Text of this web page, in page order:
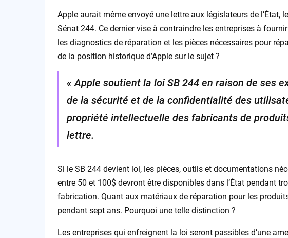
Apple aurait même envoyé une lettre aux législateurs de l’État,
Sénat 244. Ce dernier vise à contraindre les entreprises à
les diagnostics de réparation et les pièces nécessaires pour
de la position historique d’Apple sur le sujet ?
« Apple soutient la loi SB 244 en raison de ses
de la sécurité et de la confidentialité des
propriété intellectuelle des fabricants de
lettre.
Si le SB 244 devient loi, les pièces, outils et documentations
entre 50 et 100$ devront être disponibles dans l’État pendant
fabrication. Quant aux matériaux de réparation pour les
pendant sept ans. Pourquoi une telle distinction ?
Les entreprises qui enfreignent la loi seront passibles d’une